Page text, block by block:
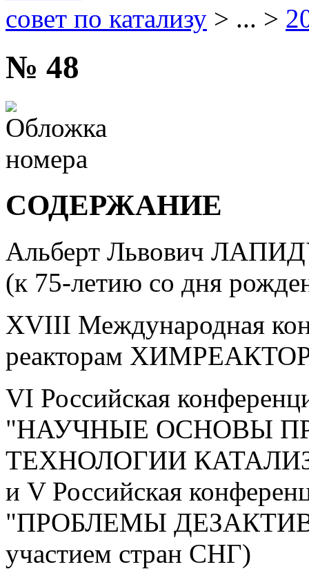
совет по катализу > ... >
№ 48
СОДЕРЖАНИЕ
Альберт Львович
(к 75-летию со дня
XVIII Международная
реакторам
VI Российская
"НАУЧНЫЕ ОСНОВЫ
ТЕХНОЛОГИИ
и V Российская
"ПРОБЛЕМЫ
участием стран СНГ)